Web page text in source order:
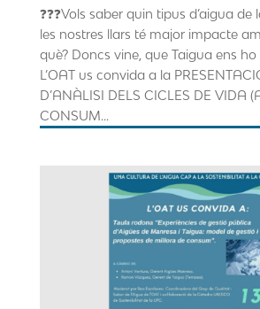
❓❓❓Vols saber quin tipus d’aigua
les nostres llars té major impacte
què? Doncs vine, que Taigua ens ho
L’OAT us convida a la
D’ANÀLISI DELS CICLES DE VIDA
CONSUM...